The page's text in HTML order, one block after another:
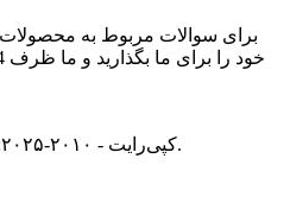
برای سوالات مربوط به
© کپی‌رایت - ۲۰۱۰-۲۰۲۵: تمامی حقوق محفوظ است.